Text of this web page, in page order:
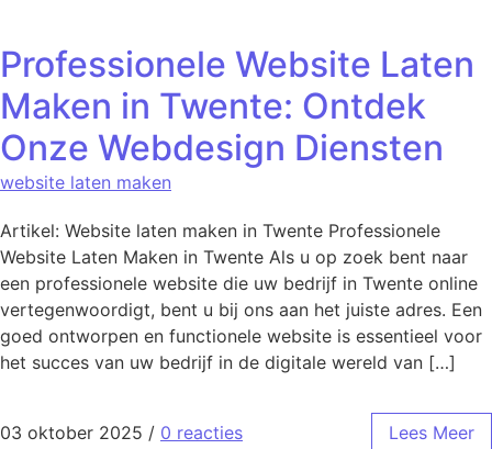
Professionele Website Laten
Maken in Twente: Ontdek
Onze Webdesign Diensten
website laten maken
Artikel: Website laten maken in Twente Professionele
Website Laten Maken in Twente Als u op zoek bent naar
een professionele website die uw bedrijf in Twente online
vertegenwoordigt, bent u bij ons aan het juiste adres. Een
goed ontworpen en functionele website is essentieel voor
het succes van uw bedrijf in de digitale wereld van […]
03 oktober 2025 / 0 reacties Lees Meer